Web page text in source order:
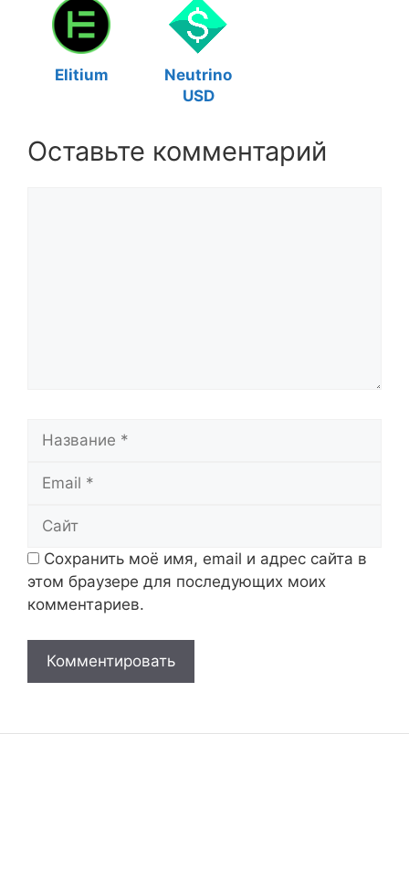
Elitium
Neutrino
USD
Оставьте комментарий
Название
Email
Сайт
Сохранить моё имя, email и адрес сайта в
этом браузере для последующих моих
комментариев.